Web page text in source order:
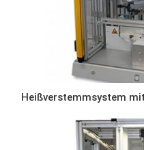
Heißverstemmsystem